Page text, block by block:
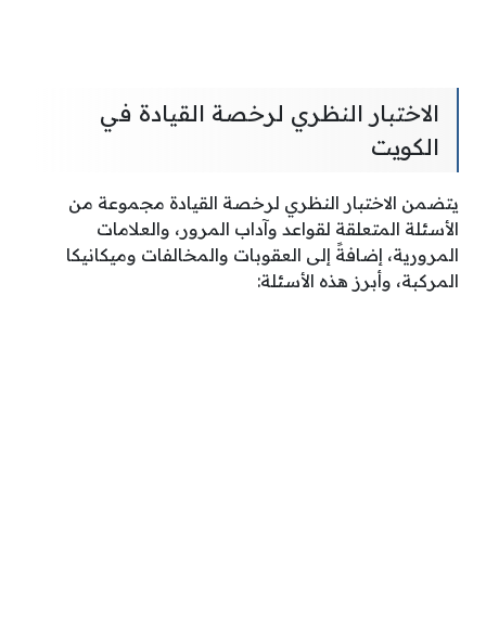
الاختبار النظري لرخصة القيادة في
الكويت
يتضمن الاختبار النظري لرخصة القيادة مجموعة من
الأسئلة المتعلقة لقواعد وآداب المرور، والعلامات
المرورية، إضافةً إلى العقوبات والمخالفات وميكانيكا
المركبة، وأبرز هذه الأسئلة: